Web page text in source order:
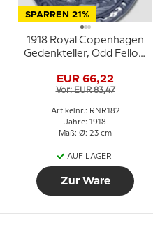
SPARREN 21%
1918 Royal Copenhagen
Gedenkteller, Odd Fellow
NOSTRIS VIRIBUS FRETI
EUR 66,22
Vor: EUR 83,47
Artikelnr.: RNR182
Jahre: 1918
Maß: Ø: 23 cm
AUF LAGER
Zur Ware